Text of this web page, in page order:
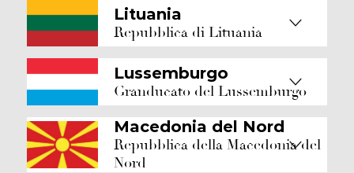
Lituania
Repubblica di Lituania
Lussemburgo
Granducato del Lussemburgo
Macedonia del Nord
Repubblica della Macedonia del
Nord